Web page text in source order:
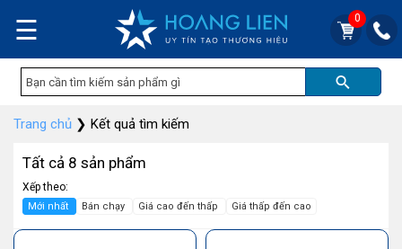
☰ 0
Trang chủ ❯ Kết quả tìm kiếm
Tất cả 8 sản phẩm
Xếp theo:
Mới nhất Bán chạy Giá cao đến thấp Giá thấp đến cao